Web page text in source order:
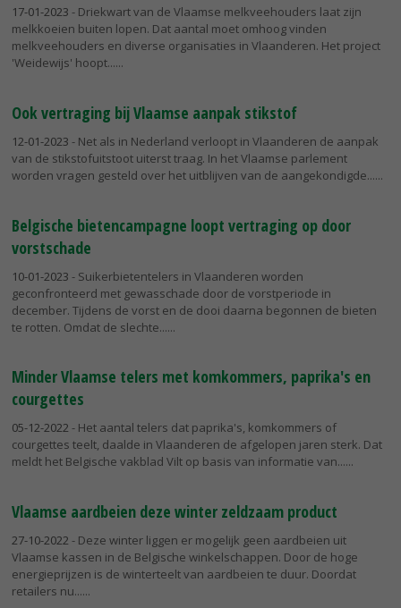
17-01-2023 - Driekwart van de Vlaamse melkveehouders laat zijn
melkkoeien buiten lopen. Dat aantal moet omhoog vinden
melkveehouders en diverse organisaties in Vlaanderen. Het project
'Weidewijs' hoopt...
Ook vertraging bij Vlaamse aanpak stikstof
12-01-2023 - Net als in Nederland verloopt in Vlaanderen de aanpak
van de stikstofuitstoot uiterst traag. In het Vlaamse parlement
worden vragen gesteld over het uitblijven van de aangekondigde...
Belgische bietencampagne loopt vertraging op door
vorstschade
10-01-2023 - Suikerbietentelers in Vlaanderen worden
geconfronteerd met gewasschade door de vorstperiode in
december. Tijdens de vorst en de dooi daarna begonnen de bieten
te rotten. Omdat de slechte...
Minder Vlaamse telers met komkommers, paprika's en
courgettes
05-12-2022 - Het aantal telers dat paprika's, komkommers of
courgettes teelt, daalde in Vlaanderen de afgelopen jaren sterk. Dat
meldt het Belgische vakblad Vilt op basis van informatie van...
Vlaamse aardbeien deze winter zeldzaam product
27-10-2022 - Deze winter liggen er mogelijk geen aardbeien uit
Vlaamse kassen in de Belgische winkelschappen. Door de hoge
energieprijzen is de winterteelt van aardbeien te duur. Doordat
retailers nu...